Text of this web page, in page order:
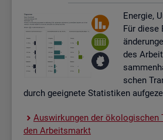
En­er­gie,
Für diese
des
schen
durch ge­eig­ne­te Sta­tis­ti­ken
Aus­wir­kun­gen der öko­lo­gi­schen
den Ar­beits­markt